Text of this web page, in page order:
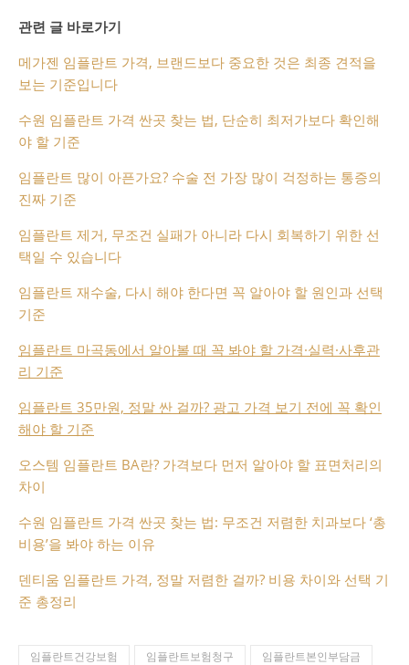
관련 글 바로가기
메가젠 임플란트 가격, 브랜드보다 중요한 것은 최종 견적을
보는 기준입니다
수원 임플란트 가격 싼곳 찾는 법, 단순히 최저가보다 확인해
야 할 기준
임플란트 많이 아픈가요? 수술 전 가장 많이 걱정하는 통증의
진짜 기준
임플란트 제거, 무조건 실패가 아니라 다시 회복하기 위한 선
택일 수 있습니다
임플란트 재수술, 다시 해야 한다면 꼭 알아야 할 원인과 선택
기준
임플란트 마곡동에서 알아볼 때 꼭 봐야 할 가격·실력·사후관
리 기준
임플란트 35만원, 정말 싼 걸까? 광고 가격 보기 전에 꼭 확인
해야 할 기준
오스템 임플란트 BA란? 가격보다 먼저 알아야 할 표면처리의
차이
수원 임플란트 가격 싼곳 찾는 법: 무조건 저렴한 치과보다 ‘총
비용’을 봐야 하는 이유
덴티움 임플란트 가격, 정말 저렴한 걸까? 비용 차이와 선택 기
준 총정리
임플란트건강보험 임플란트보험청구
임플란트본인부담금